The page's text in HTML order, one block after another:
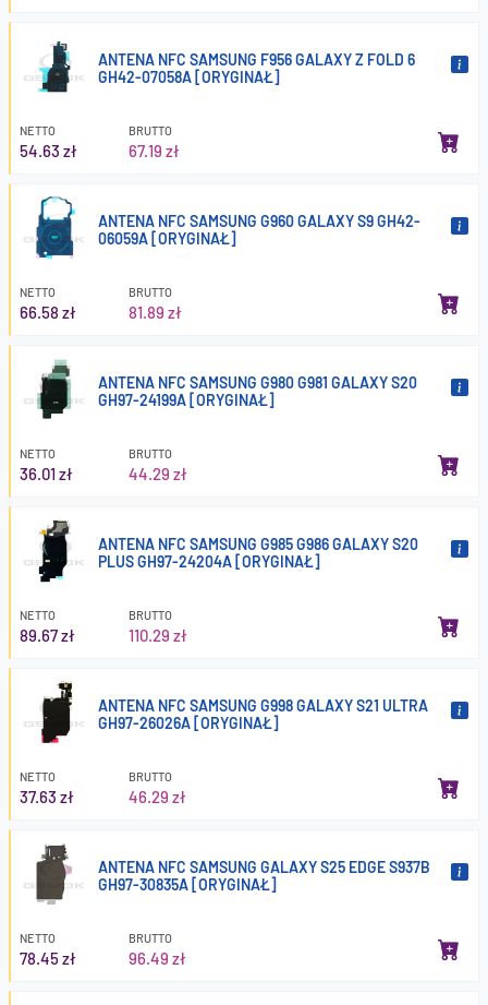
ANTENA NFC SAMSUNG F956 GALAXY Z FOLD 6
GH42-07058A [ORYGINAŁ]
NETTO
54.63 zł
BRUTTO
67.19 zł
ANTENA NFC SAMSUNG G960 GALAXY S9 GH42-
06059A [ORYGINAŁ]
NETTO
66.58 zł
BRUTTO
81.89 zł
ANTENA NFC SAMSUNG G980 G981 GALAXY S20
GH97-24199A [ORYGINAŁ]
NETTO
36.01 zł
BRUTTO
44.29 zł
ANTENA NFC SAMSUNG G985 G986 GALAXY S20
PLUS GH97-24204A [ORYGINAŁ]
NETTO
89.67 zł
BRUTTO
110.29 zł
ANTENA NFC SAMSUNG G998 GALAXY S21 ULTRA
GH97-26026A [ORYGINAŁ]
NETTO
37.63 zł
BRUTTO
46.29 zł
ANTENA NFC SAMSUNG GALAXY S25 EDGE S937B
GH97-30835A [ORYGINAŁ]
NETTO
78.45 zł
BRUTTO
96.49 zł